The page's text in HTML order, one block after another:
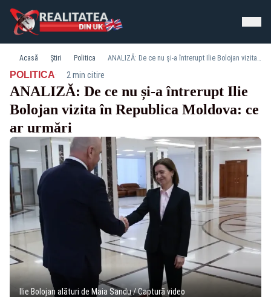
Acasă Știri Politica ANALIZĂ: De ce nu și-a întrerupt Ilie Bolojan vizita în Republica Moldova: ce ar urmări
POLITICA· 2 min citire
ANALIZĂ: De ce nu și-a întrerupt Ilie
Bolojan vizita în Republica Moldova: ce
ar urmări
Ilie Bolojan alături de Maia Sandu / Captură video